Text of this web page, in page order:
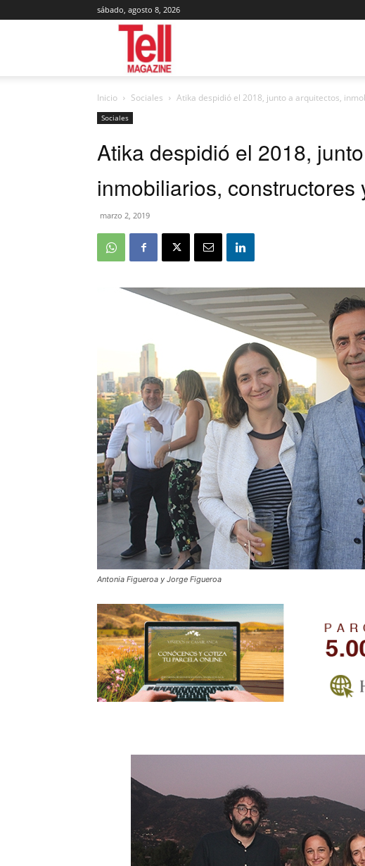
sábado, agosto 8, 2026
Magazine
Inicio Sociales Atika despidió el 2018, junto a arquitectos,
Sociales
Atika despidió el 2018,
inmobiliarios, constructores
marzo 2, 2019
Antonia Figueroa y Jorge Figueroa